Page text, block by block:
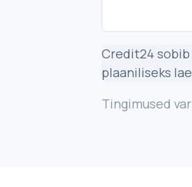
Credit24 sobib
plaaniliseks
Tingimused